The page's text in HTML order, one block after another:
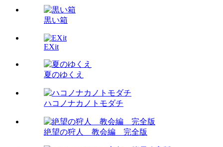
黒い箱
EXit
夏のゆくえ
ハコノナカノトモダチ
絶望の狩人 教会編 完全版